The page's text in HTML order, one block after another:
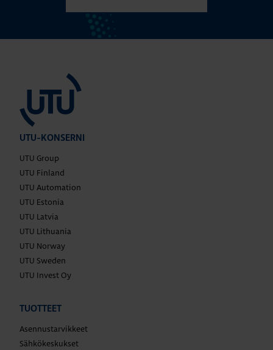
UTU-KONSERNI
UTU Group
UTU Finland
UTU Automation
UTU Estonia
UTU Latvia
UTU Lithuania
UTU Norway
UTU Sweden
UTU Invest Oy
TUOTTEET
Asennustarvikkeet
Sähkökeskukset